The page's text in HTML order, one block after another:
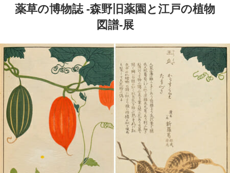
薬草の博物誌 -森野旧薬園と江戸の植物
図譜-展